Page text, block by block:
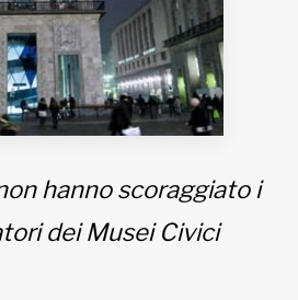
De
hanno scoraggiato i
dei Musei Civici